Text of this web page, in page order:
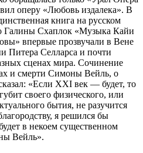
оперу «Любовь издалека». В
книга на русском
Галины Схаплок «Музыка Кайи
впервые прозвучали в Вене
Питера Селларса и почти
сценах мира. Сочинение
и смерти Симоны Вейль, о
«Если XXI век — будет, то
своего физического, или
бытия, не разучится
я решился бы
в некоем существенном
Вейль».